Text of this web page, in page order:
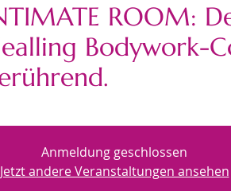
ROOM:
Bodywork-
Anmeldung geschlossen
Jetzt andere Veranstaltungen ansehen